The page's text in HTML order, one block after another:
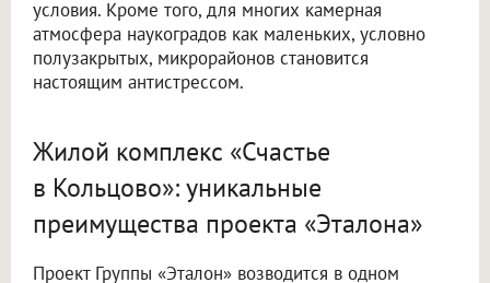
условия. Кроме того, для многих камерная
атмосфера наукоградов как маленьких, условно
полузакрытых, микрорайонов становится
настоящим антистрессом.
Жилой комплекс «Счастье
в Кольцово»: уникальные
преимущества проекта «Эталона»
Проект Группы «Эталон» возводится в одном